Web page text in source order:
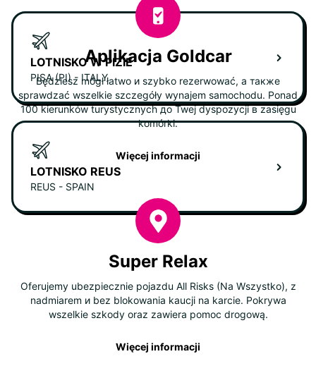
LOTNISKO W PIZIE
PISA (PI) - ITALY
LOTNISKO REUS
REUS - SPAIN
Aplikacja Goldcar
Będziesz mógł łatwo и szybko rezerwować, а также
sprawdzać wszelkie szczegóły wynajem samochodu. Ponad
100 kierunków turystycznych до Twej dyspozycji в zasięgu
komórki.
Więcej informacji
Super Relax
Oferujemy ubezpiecznie pojazdu All Risks (Na Wszystko), z
nadmiarem и bez blokowania kaucji na karcie. Pokrywa
wszelkie szkody oraz zawiera pomoc drogową.
Więcej informacji